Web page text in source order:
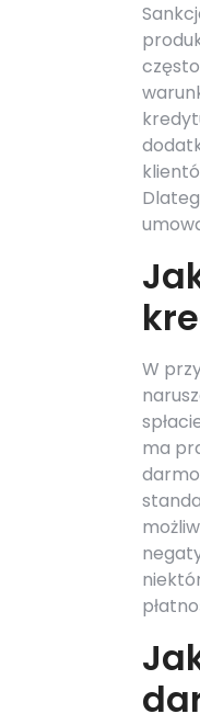
W
ma